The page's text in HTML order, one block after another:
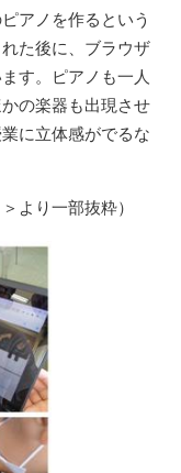
アノを作るという
た後に、ブラウザ
す。ピアノも一人
の楽器も出現させ
に立体感がでるな
より一部抜粋）